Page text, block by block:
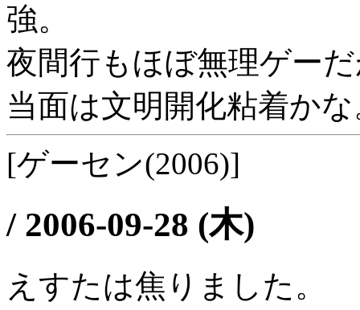
強。
夜間行もほぼ無理ゲー
当面は文明開化粘着か
[ゲーセン(2006)]
/ 2006-09-28 (木)
えすたは焦りました。